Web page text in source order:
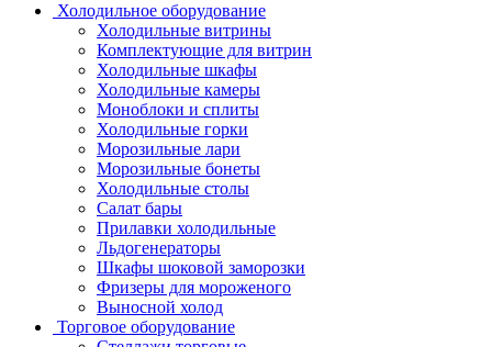
Холодильное оборудование
Холодильные витрины
Комплектующие для витрин
Холодильные шкафы
Холодильные камеры
Моноблоки и сплиты
Холодильные горки
Морозильные лари
Морозильные бонеты
Холодильные столы
Салат бары
Прилавки холодильные
Льдогенераторы
Шкафы шоковой заморозки
Фризеры для мороженого
Выносной холод
Торговое оборудование